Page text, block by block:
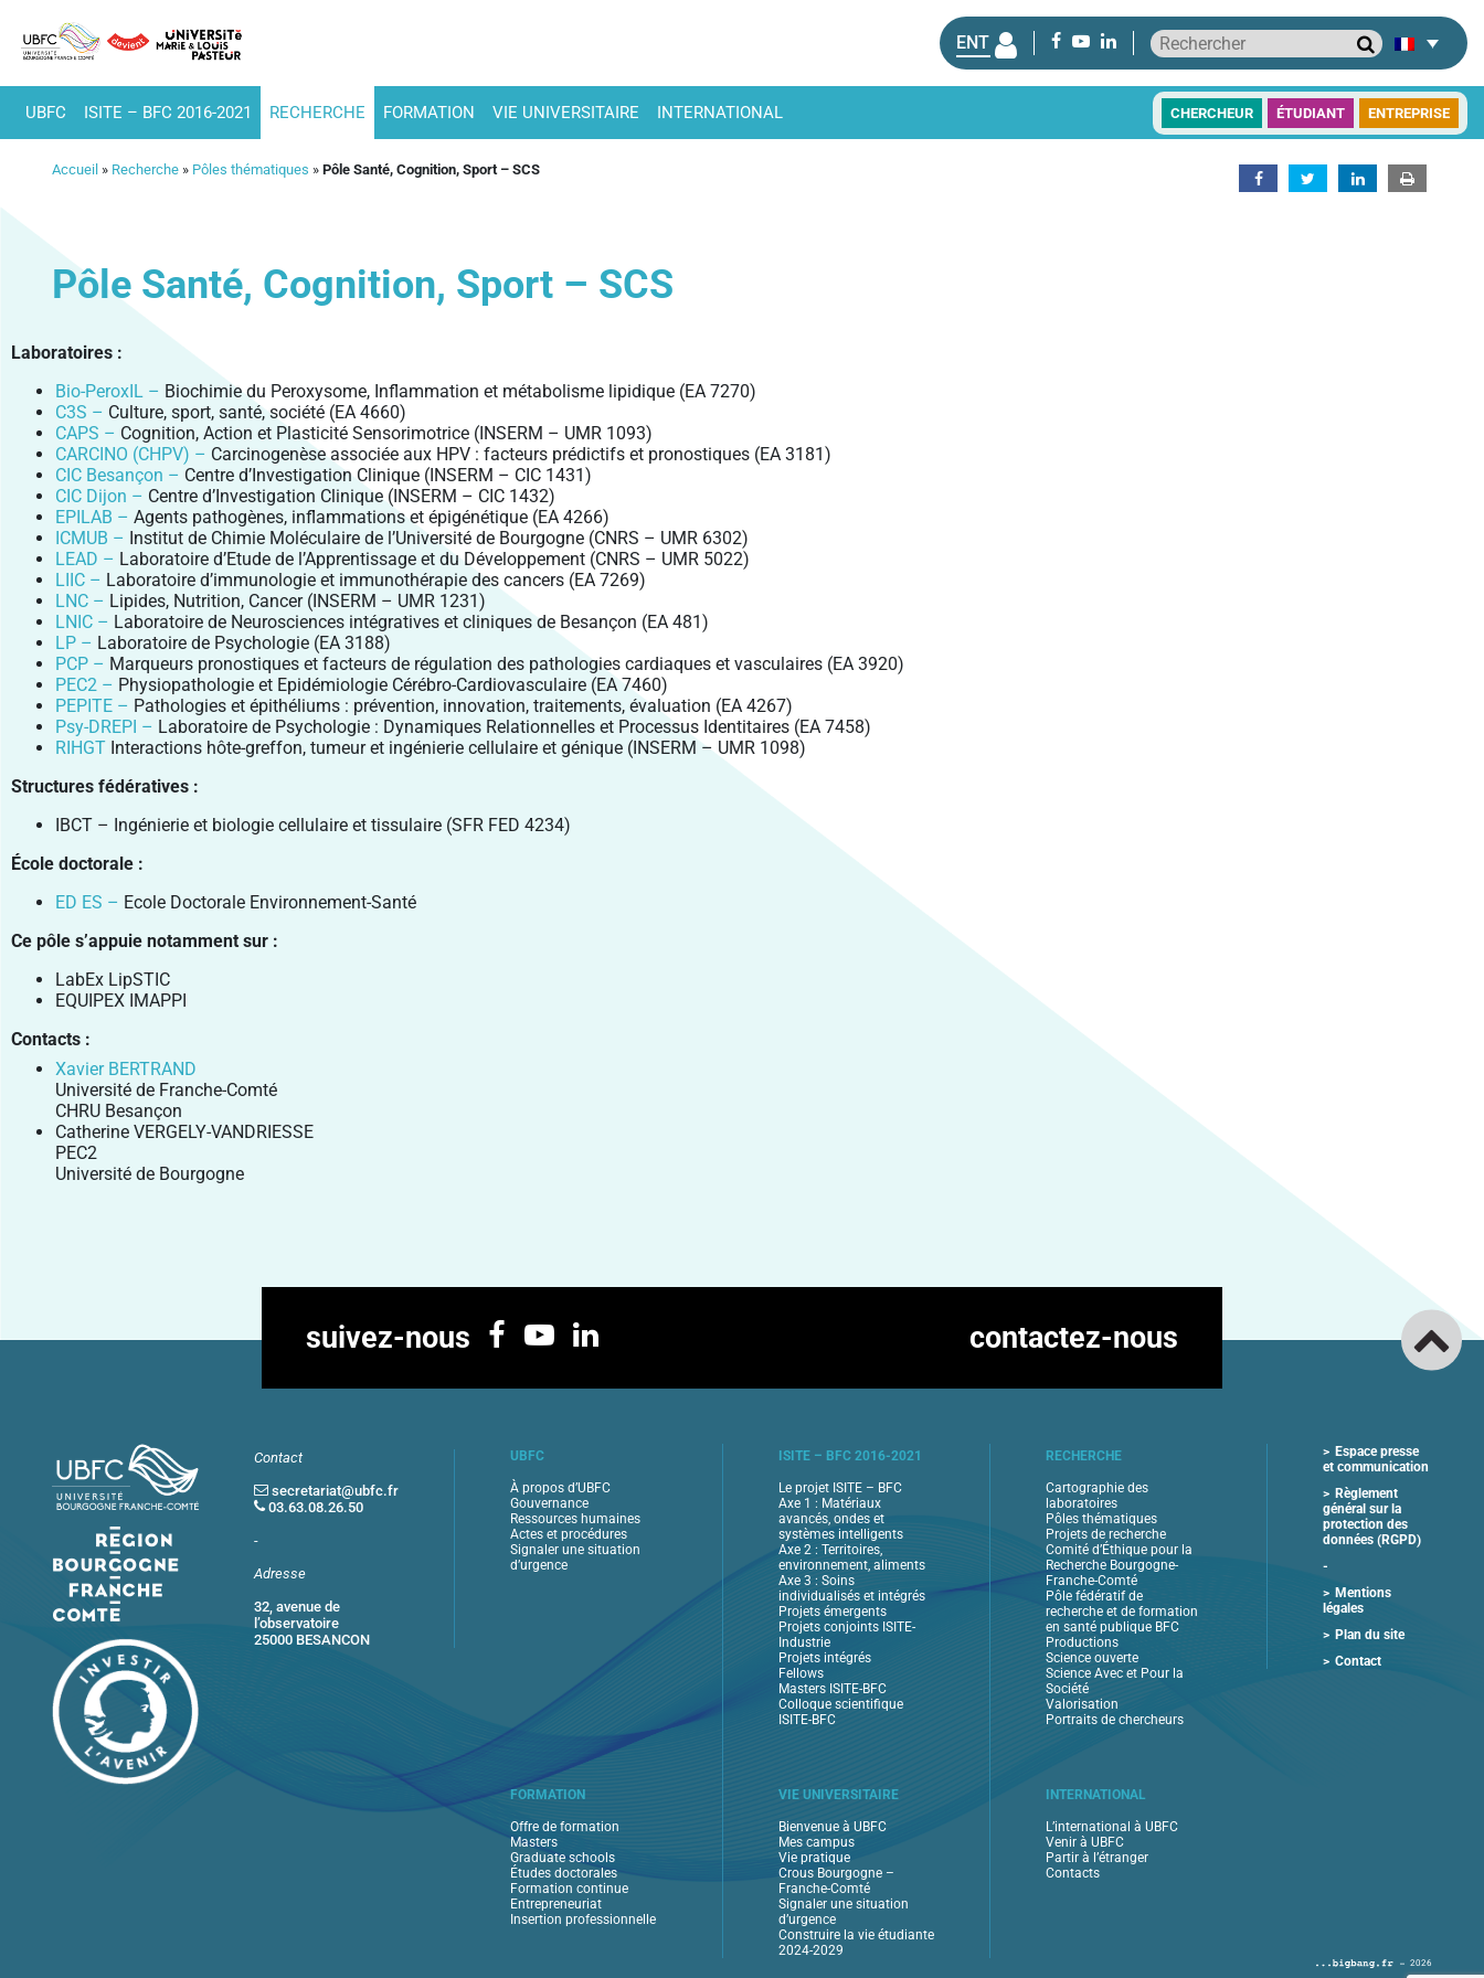
ENT
UBFC ISITE – BFC 2016-2021 RECHERCHE FORMATION VIE UNIVERSITAIRE INTERNATIONAL CHERCHEUR ÉTUDIANT ENTREPRISE
Accueil » Recherche » Pôles thématiques » Pôle Santé, Cognition, Sport – SCS
Pôle Santé, Cognition, Sport – SCS
Laboratoires :
Bio-PeroxIL – Biochimie du Peroxysome, Inflammation et métabolisme lipidique (EA 7270)
C3S – Culture, sport, santé, société (EA 4660)
CAPS – Cognition, Action et Plasticité Sensorimotrice (INSERM – UMR 1093)
CARCINO (CHPV) – Carcinogenèse associée aux HPV : facteurs prédictifs et pronostiques (EA 3181)
CIC Besançon – Centre d’Investigation Clinique (INSERM – CIC 1431)
CIC Dijon – Centre d’Investigation Clinique (INSERM – CIC 1432)
EPILAB – Agents pathogènes, inflammations et épigénétique (EA 4266)
ICMUB – Institut de Chimie Moléculaire de l’Université de Bourgogne (CNRS – UMR 6302)
LEAD – Laboratoire d’Etude de l’Apprentissage et du Développement (CNRS – UMR 5022)
LIIC – Laboratoire d’immunologie et immunothérapie des cancers (EA 7269)
LNC – Lipides, Nutrition, Cancer (INSERM – UMR 1231)
LNIC – Laboratoire de Neurosciences intégratives et cliniques de Besançon (EA 481)
LP – Laboratoire de Psychologie (EA 3188)
PCP – Marqueurs pronostiques et facteurs de régulation des pathologies cardiaques et vasculaires (EA 3920)
PEC2 – Physiopathologie et Epidémiologie Cérébro-Cardiovasculaire (EA 7460)
PEPITE – Pathologies et épithéliums : prévention, innovation, traitements, évaluation (EA 4267)
Psy-DREPI – Laboratoire de Psychologie : Dynamiques Relationnelles et Processus Identitaires (EA 7458)
RIHGT Interactions hôte-greffon, tumeur et ingénierie cellulaire et génique (INSERM – UMR 1098)
Structures fédératives :
IBCT – Ingénierie et biologie cellulaire et tissulaire (SFR FED 4234)
École doctorale :
ED ES – Ecole Doctorale Environnement-Santé
Ce pôle s’appuie notamment sur :
LabEx LipSTIC
EQUIPEX IMAPPI
Contacts :
Xavier BERTRAND
Université de Franche-Comté
CHRU Besançon
Catherine VERGELY-VANDRIESSE
PEC2
Université de Bourgogne
suivez-nous contactez-nous
Contact
secretariat@ubfc.fr
03.63.08.26.50
-
Adresse
32, avenue de
l’observatoire
25000 BESANCON
UBFC
À propos d’UBFC
Gouvernance
Ressources humaines
Actes et procédures
Signaler une situation
d’urgence
ISITE – BFC 2016-2021
Le projet ISITE – BFC
Axe 1 : Matériaux
avancés, ondes et
systèmes intelligents
Axe 2 : Territoires,
environnement, aliments
Axe 3 : Soins
individualisés et intégrés
Projets émergents
Projets conjoints ISITE-
Industrie
Projets intégrés
Fellows
Masters ISITE-BFC
Colloque scientifique
ISITE-BFC
RECHERCHE
Cartographie des
laboratoires
Pôles thématiques
Projets de recherche
Comité d’Éthique pour la
Recherche Bourgogne-
Franche-Comté
Pôle fédératif de
recherche et de formation
en santé publique BFC
Productions
Science ouverte
Science Avec et Pour la
Société
Valorisation
Portraits de chercheurs
FORMATION
Offre de formation
Masters
Graduate schools
Études doctorales
Formation continue
Entrepreneuriat
Insertion professionnelle
VIE UNIVERSITAIRE
Bienvenue à UBFC
Mes campus
Vie pratique
Crous Bourgogne –
Franche-Comté
Signaler une situation
d’urgence
Construire la vie étudiante
2024-2029
INTERNATIONAL
L’international à UBFC
Venir à UBFC
Partir à l’étranger
Contacts
Espace presse
et communication
Règlement
général sur la
protection des
données (RGPD)
Mentions
légales
Plan du site
Contact
2026